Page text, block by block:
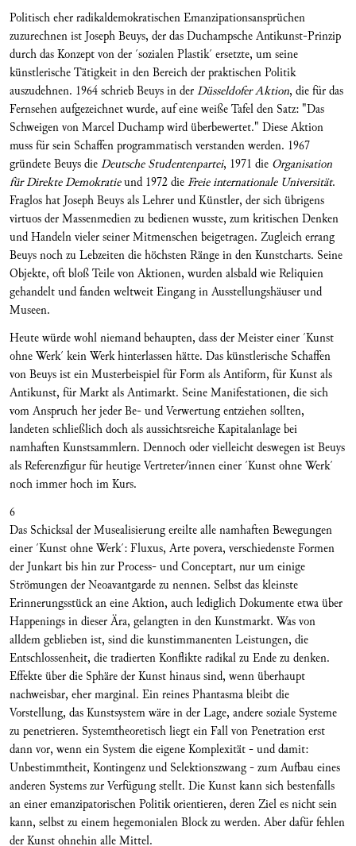
Politisch eher radikaldemokratischen Emanzipationsansprüchen
zuzurechnen ist Joseph Beuys, der das Duchampsche Antikunst-Prinzip
durch das Konzept von der ´sozialen Plastik´ ersetzte, um seine
künstlerische Tätigkeit in den Bereich der praktischen Politik
auszudehnen. 1964 schrieb Beuys in derDüsseldofer Aktion, die für das
Fernsehen aufgezeichnet wurde, auf eine weiße Tafel den Satz: "Das
Schweigen von Marcel Duchamp wird überbewertet." Diese Aktion
muss für sein Schaffen programmatisch verstanden werden. 1967
gründete Beuys dieDeutsche Studentenpartei, 1971 die Organisation
für Direkte Demokratieund 1972 dieFreie internationale Universität.
Fraglos hat Joseph Beuys als Lehrer und Künstler, der sich übrigens
virtuos der Massenmedien zu bedienen wusste, zum kritischen Denken
und Handeln vieler seiner Mitmenschen beigetragen. Zugleich errang
Beuys noch zu Lebzeiten die höchsten Ränge in den Kunstcharts. Seine
Objekte, oft bloß Teile von Aktionen, wurden alsbald wie Reliquien
gehandelt und fanden weltweit Eingang in Ausstellungshäuser und
Museen.
Heute würde wohl niemand behaupten, dass der Meister einer ´Kunst
ohne Werk´ kein Werk hinterlassen hätte. Das künstlerische Schaffen
von Beuys ist ein Musterbeispiel für Form als Antiform, für Kunst als
Antikunst, für Markt als Antimarkt. Seine Manifestationen, die sich
vom Anspruch her jeder Be- und Verwertung entziehen sollten,
landeten schließlich doch als aussichtsreiche Kapitalanlage bei
namhaften Kunstsammlern. Dennoch oder vielleicht deswegen ist Beuys
als Referenzfigur für heutige Vertreter/innen einer ´Kunst ohne Werk´
noch immer hoch im Kurs.
6
Das Schicksal der Musealisierung ereilte alle namhaften Bewegungen
einer ´Kunst ohne Werk´: Fluxus, Arte povera, verschiedenste Formen
der Junkart bis hin zur Process- und Conceptart, nur um einige
Strömungen der Neoavantgarde zu nennen. Selbst das kleinste
Erinnerungsstück an eine Aktion, auch lediglich Dokumente etwa über
Happenings in dieser Ära, gelangten in den Kunstmarkt. Was von
alldem geblieben ist, sind die kunstimmanenten Leistungen, die
Entschlossenheit, die tradierten Konflikte radikal zu Ende zu denken.
Effekte über die Sphäre der Kunst hinaus sind, wenn überhaupt
nachweisbar, eher marginal. Ein reines Phantasma bleibt die
Vorstellung, das Kunstsystem wäre in der Lage, andere soziale Systeme
zu penetrieren. Systemtheoretisch liegt ein Fall von Penetration erst
dann vor, wenn ein System die eigene Komplexität - und damit:
Unbestimmtheit, Kontingenz und Selektionszwang - zum Aufbau eines
anderen Systems zur Verfügung stellt. Die Kunst kann sich bestenfalls
an einer emanzipatorischen Politik orientieren, deren Ziel es nicht sein
kann, selbst zu einem hegemonialen Block zu werden. Aber dafür fehlen
der Kunst ohnehin alle Mittel.